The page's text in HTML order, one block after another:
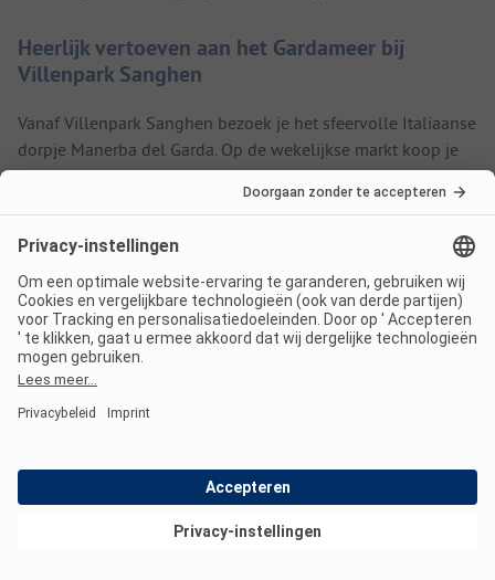
Heerlijk vertoeven aan het Gardameer bij
Villenpark Sanghen
Vanaf Villenpark Sanghen bezoek je het sfeervolle Italiaanse
dorpje Manerba del Garda. Op de wekelijkse markt koop je
hier lokale lekkernijen zoals authentieke Italiaanse olijfolie,
streekkazen en watermeloencocktail. Breng een bezoek aan
Maria Assunta en de schitterende kerk Santa Lucia.
De reusachtige rots Rocca di Manerba
Een absoluut hoogtepunt is het beklimmen van de 217
meter hoge rots Rocca di Manerba. Onderweg trek je langs
het Museo della Rocca, waar je alles vindt over de
van een adembenemend uitzicht over het Gardameer en de
Bekijk deals